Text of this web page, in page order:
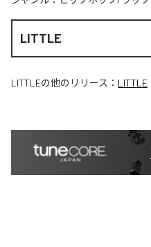
LITTLE
LITTLEの他のリリース： LITTLE